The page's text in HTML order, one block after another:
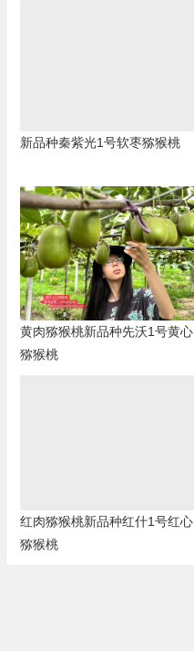
新品种秦紫光1号软枣猕猴桃
黄肉猕猴桃新品种先沃1号黄心
猕猴桃
红肉猕猴桃新品种红什1号红心
猕猴桃